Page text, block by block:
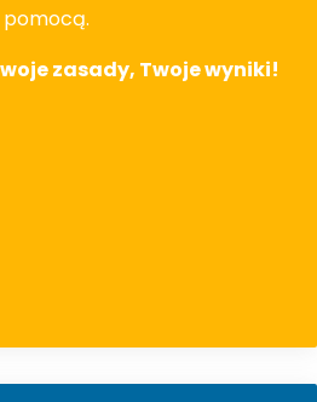
pomocą.
zasady, Twoje wyniki!